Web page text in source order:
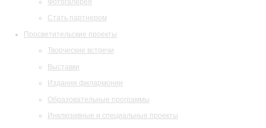
Стать партнером
Просветительские проекты
Творческие встречи
Выставки
Издания филармонии
Образовательные программы
Инклюзивные и специальные проекты